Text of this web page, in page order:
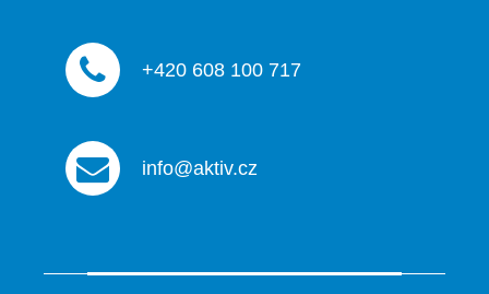
+420 608 100 717
info@aktiv.cz